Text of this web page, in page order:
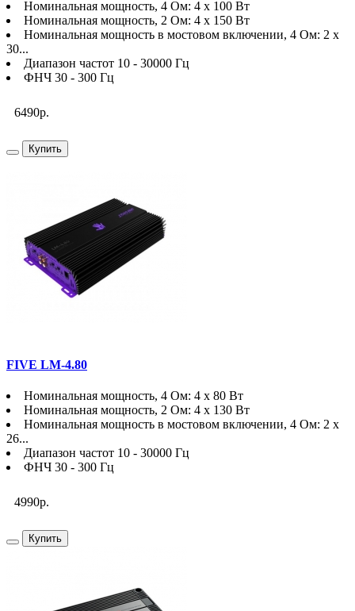
Номинальная мощность, 4 Ом: 4 х 100 Вт
Номинальная мощность, 2 Ом: 4 х 150 Вт
Номинальная мощность в мостовом включении, 4 Ом: 2 х
30...
Диапазон частот 10 - 30000 Гц
ФНЧ 30 - 300 Гц
6490р.
Купить
FIVE LM-4.80
Номинальная мощность, 4 Ом: 4 х 80 Вт
Номинальная мощность, 2 Ом: 4 х 130 Вт
Номинальная мощность в мостовом включении, 4 Ом: 2 х
26...
Диапазон частот 10 - 30000 Гц
ФНЧ 30 - 300 Гц
4990р.
Купить